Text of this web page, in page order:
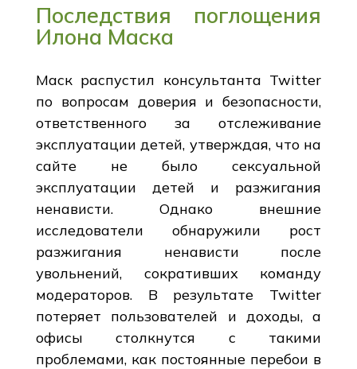
Последствия поглощения
Илона Маска
Маск распустил консультанта Twitter
по вопросам доверия и безопасности,
ответственного за отслеживание
эксплуатации детей, утверждая, что на
сайте не было сексуальной
эксплуатации детей и разжигания
ненависти. Однако внешние
исследователи обнаружили рост
разжигания ненависти после
увольнений, сокративших команду
модераторов. В результате Twitter
потеряет пользователей и доходы, а
офисы столкнутся с такими
проблемами, как постоянные перебои в